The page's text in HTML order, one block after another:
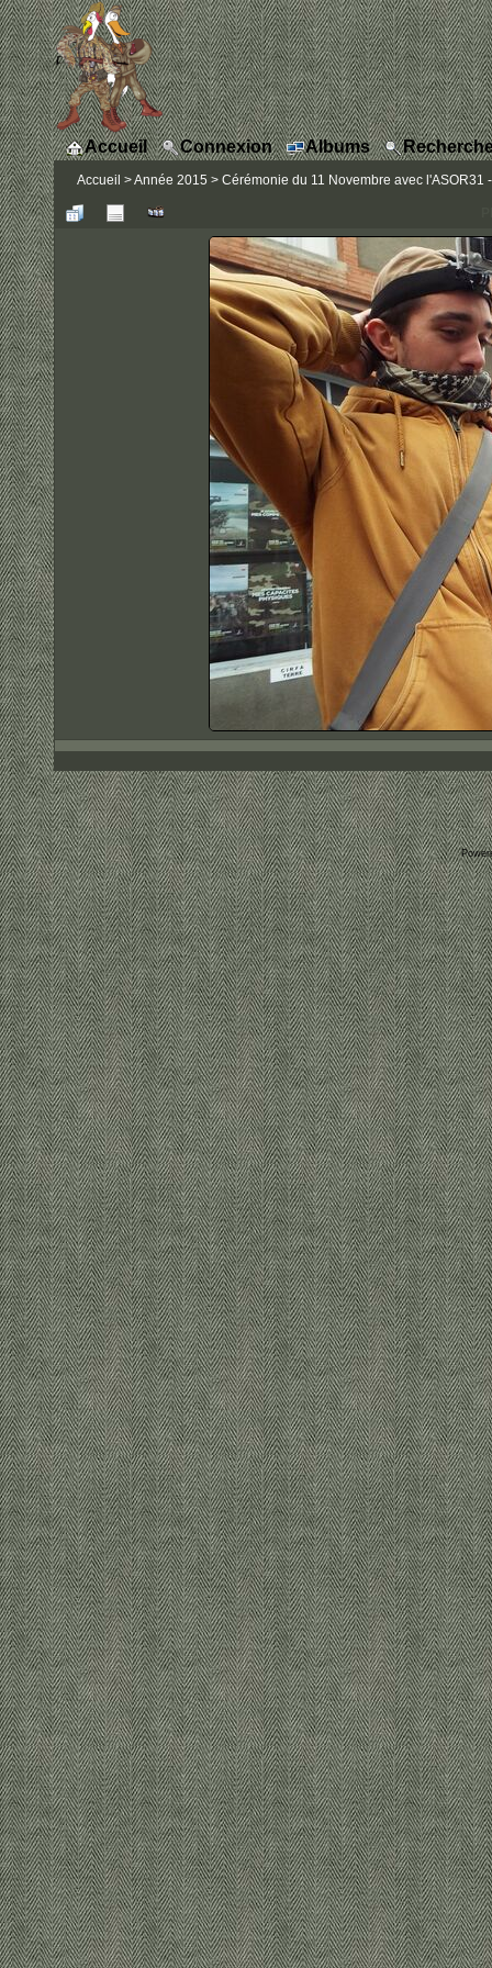
Accueil Connexion Albums
Accueil >Année 2015 > Cérémonie du 11 Novembre avec l'ASOR31